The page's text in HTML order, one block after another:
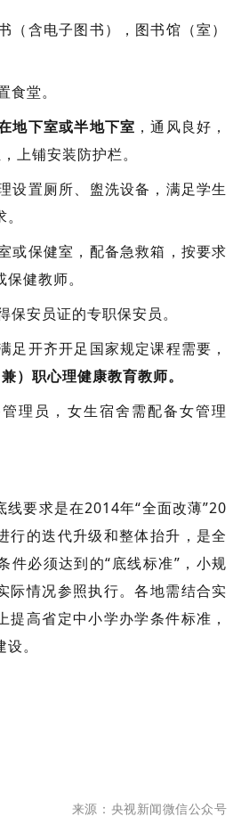
（含电子图书），图书馆（室）
食堂。
地下室或半地下室 ，通风良好，
上铺安装防护栏。
设置厕所、盥洗设备，满足学生
或保健室，配备急救箱，按要求
健教师。
保安员证的专职保安员。
足开齐开足国家规定课程需要，
）职心理健康教育教师。
理员，女生宿舍需配备女管理
线要求是在2014年“全面改薄”20
行的迭代升级和整体抬升，是全
件必须达到的“底线标准”，小规
际情况参照执行。各地需结合实
提高省定中小学办学条件标准，
。
来源：央视新闻微信公众号